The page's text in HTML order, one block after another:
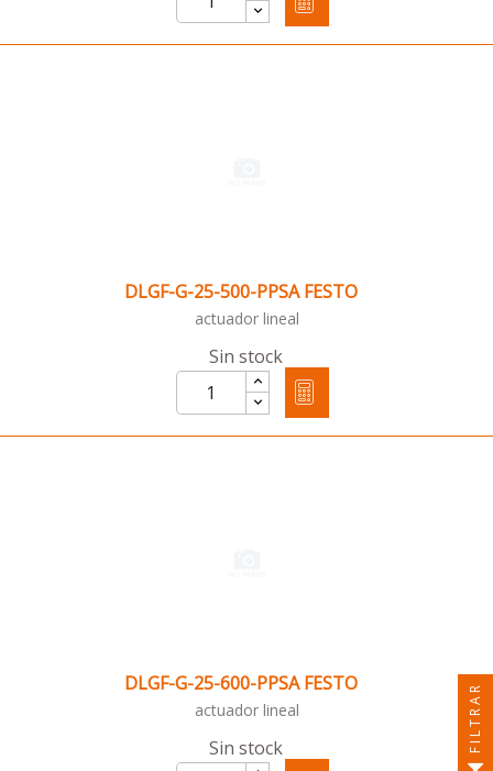
DLGF-G-25-500-PPSA FESTO
actuador lineal
Sin stock
DLGF-G-25-600-PPSA FESTO
actuador lineal
Sin stock FILTRAR